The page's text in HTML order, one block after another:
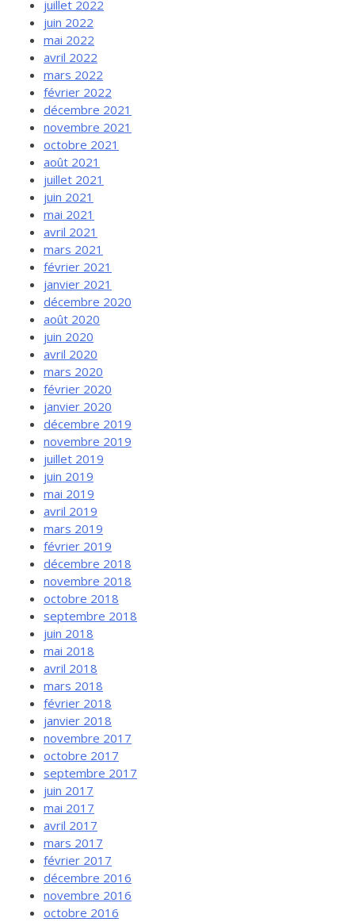
juillet 2022
juin 2022
mai 2022
avril 2022
mars 2022
février 2022
décembre 2021
novembre 2021
octobre 2021
août 2021
juillet 2021
juin 2021
mai 2021
avril 2021
mars 2021
février 2021
janvier 2021
décembre 2020
août 2020
juin 2020
avril 2020
mars 2020
février 2020
janvier 2020
décembre 2019
novembre 2019
juillet 2019
juin 2019
mai 2019
avril 2019
mars 2019
février 2019
décembre 2018
novembre 2018
octobre 2018
septembre 2018
juin 2018
mai 2018
avril 2018
mars 2018
février 2018
janvier 2018
novembre 2017
octobre 2017
septembre 2017
juin 2017
mai 2017
avril 2017
mars 2017
février 2017
décembre 2016
novembre 2016
octobre 2016